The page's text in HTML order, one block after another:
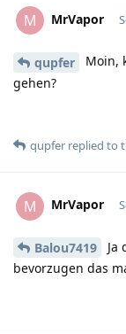
M MrVapor
qupfer
Moin,
gehen?
qupfer replied to
M MrVapor
Balou7419
Ja
bevorzugen das